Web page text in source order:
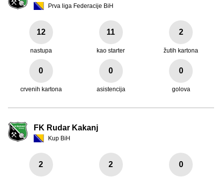
Prva liga Federacije BiH
12
nastupa
11
kao starter
2
žutih kartona
0
crvenih kartona
0
asistencija
0
golova
FK Rudar Kakanj
Kup BiH
2 2 0